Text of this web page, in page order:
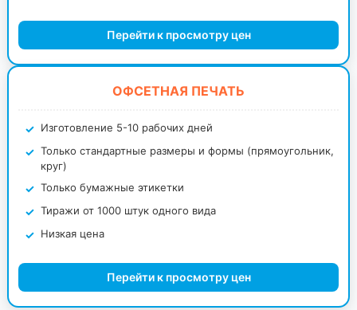
Перейти к просмотру цен
ОФСЕТНАЯ ПЕЧАТЬ
Изготовление 5-10 рабочих дней
Только стандартные размеры и формы (прямоугольник,
круг)
Только бумажные этикетки
Тиражи от 1000 штук одного вида
Низкая цена
Перейти к просмотру цен